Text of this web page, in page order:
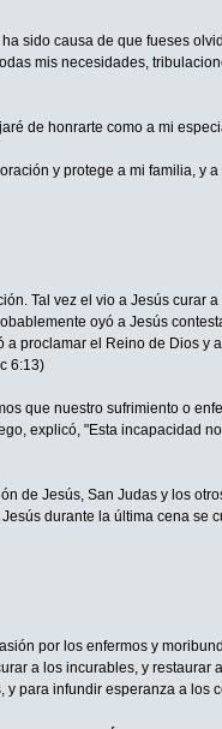
sido causa de que fueses
mis necesidades,
de honrarte como a mi
y protege a mi familia, y
Tal vez el vio a Jesús
oyó a Jesús
proclamar el Reino de Dios
6:13)
que nuestro sufrimiento o
explicó, "Esta incapacidad
de Jesús, San Judas y los
durante la última cena
por los enfermos y
a los incurables, y
para infundir esperanza a los